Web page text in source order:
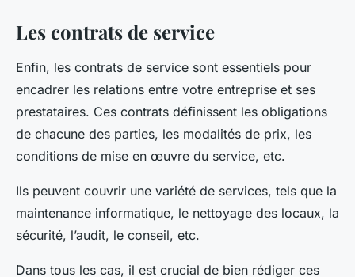
Les contrats de service
Enfin, les contrats de service sont essentiels pour
encadrer les relations entre votre entreprise et ses
prestataires. Ces contrats définissent les obligations
de chacune des parties, les modalités de prix, les
conditions de mise en œuvre du service, etc.
Ils peuvent couvrir une variété de services, tels que la
maintenance informatique, le nettoyage des locaux, la
sécurité, l’audit, le conseil, etc.
Dans tous les cas, il est crucial de bien rédiger ces